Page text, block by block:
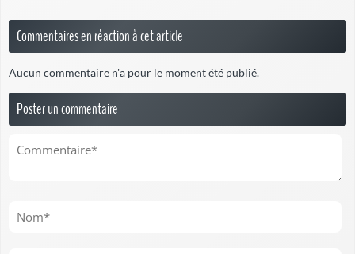
Commentaires en réaction à cet article
Aucun commentaire n'a pour le moment été publié.
Poster un commentaire